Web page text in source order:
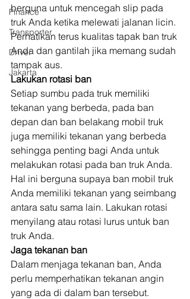
Finance
Transporter
Driver
Jakarta
berguna untuk mencegah slip pada
truk Anda ketika melewati jalanan licin.
Perhatikan terus kualitas tapak ban truk
Anda dan gantilah jika memang sudah
tampak aus.
Lakukan rotasi ban
Setiap sumbu pada truk memiliki
tekanan yang berbeda, pada ban
depan dan ban belakang mobil truk
juga memiliki tekanan yang berbeda
sehingga penting bagi Anda untuk
melakukan rotasi pada ban truk Anda.
Hal ini berguna supaya ban mobil truk
Anda memiliki tekanan yang seimbang
antara satu sama lain. Lakukan rotasi
menyilang atau rotasi lurus untuk ban
truk Anda.
Jaga tekanan ban
Dalam menjaga tekanan ban, Anda
perlu memperhatikan tekanan angin
yang ada di dalam ban tersebut.